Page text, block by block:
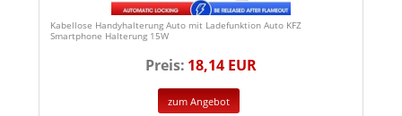
Kabellose Handyhalterung Auto mit Ladefunktion Auto KFZ
Smartphone Halterung 15W
Preis: 18,14 EUR
zum Angebot